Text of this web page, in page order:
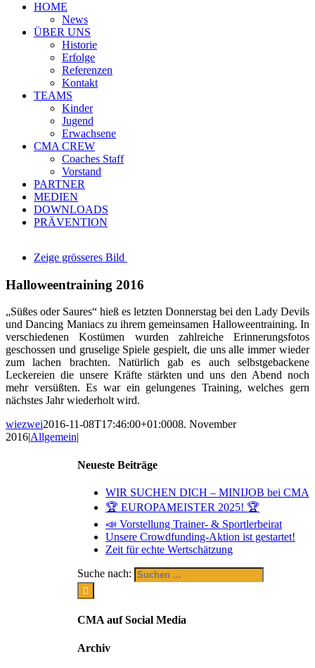
HOME
News
ÜBER UNS
Historie
Erfolge
Referenzen
Kontakt
TEAMS
Kinder
Jugend
Erwachsene
CMA CREW
Coaches Staff
Vorstand
PARTNER
MEDIEN
DOWNLOADS
PRÄVENTION
Zeige grösseres Bild
Halloweentraining 2016
„Süßes oder Saures“ hieß es letzten Donnerstag bei den Lady Devils
und Dancing Maniacs zu ihrem gemeinsamen Halloweentraining. In
verschiedenen Kostümen wurden zahlreiche Erinnerungsfotos
geschossen und gruselige Spiele gespielt, die uns alle immer wieder
zum lachen brachten. Natürlich gab es auch selbstgebackene
Leckereien die unsere Kräfte stärkten und uns den Abend noch
mehr versüßten. Es war ein gelungenes Training, welches gern
nächstes Jahr wiederholt wird.
wiezwei2016-11-08T17:46:00+01:0008. November
2016|Allgemein|
Neueste Beiträge
WIR SUCHEN DICH – MINIJOB bei CMA
🏆 EUROPAMEISTER 2025! 🏆
📣 Vorstellung Trainer- & Sportlerbeirat
Unsere Crowdfunding-Aktion ist gestartet!
Zeit für echte Wertschätzung
Suche nach:
CMA auf Social Media
Archiv